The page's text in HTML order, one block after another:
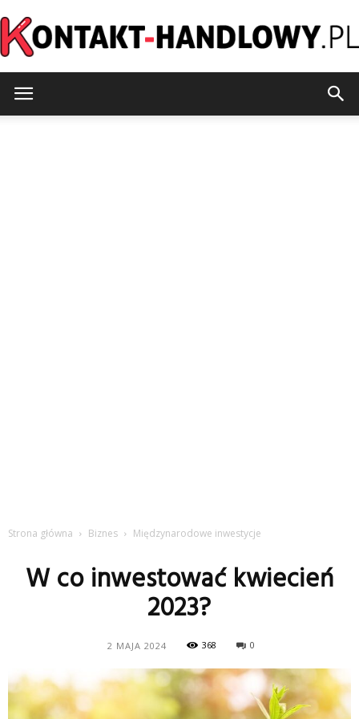
Strona główna Biznes Międzynarodowe inwestycje
W co inwestować kwiecień
2023?
2 MAJA 2024 368 0